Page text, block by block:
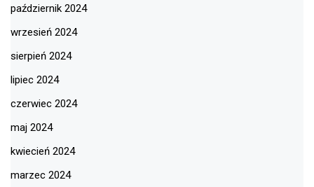
październik 2024
wrzesień 2024
sierpień 2024
lipiec 2024
czerwiec 2024
maj 2024
kwiecień 2024
marzec 2024